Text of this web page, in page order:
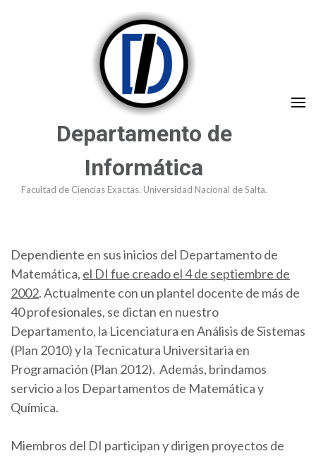
Departamento de
Informática
Facultad de Ciencias Exactas. Universidad Nacional de Salta.
Dependiente en sus inicios del Departamento de
Matemática, el DI fue creado el 4 de septiembre de
2002. Actualmente con un plantel docente de más de
40 profesionales, se dictan en nuestro
Departamento, la Licenciatura en Análisis de Sistemas
(Plan 2010) y la Tecnicatura Universitaria en
Programación (Plan 2012). Además, brindamos
servicio a los Departamentos de Matemática y
Química.
Miembros del DI participan y dirigen proyectos de